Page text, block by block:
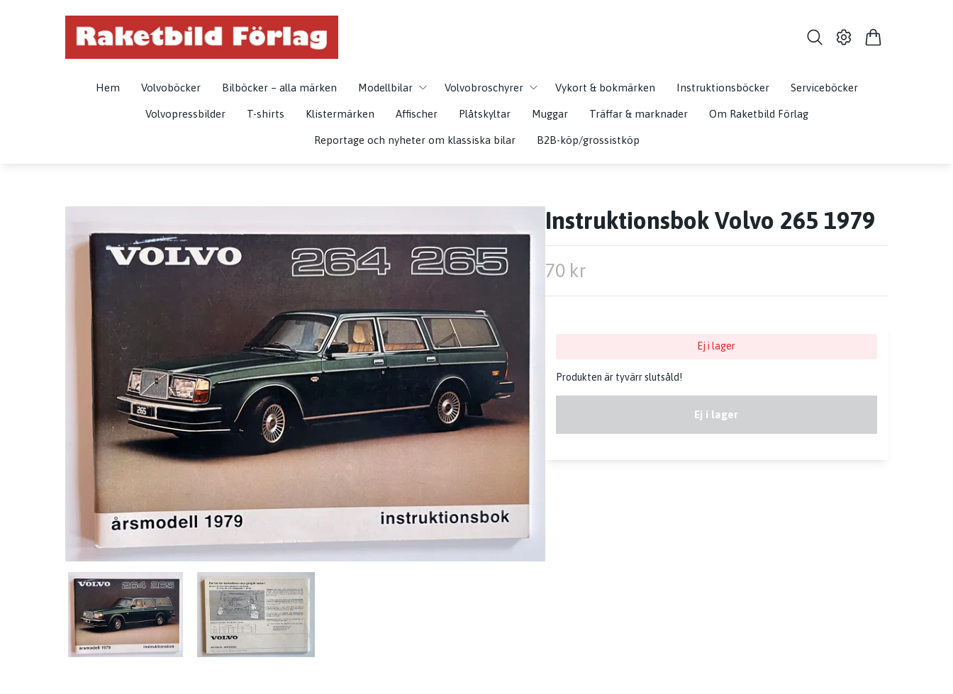
Hem Volvoböcker Bilböcker – alla märken Modellbilar Volvobroschyrer Vykort & bokmärken Instruktionsböcker Serviceböcker
Volvopressbilder T-shirts Klistermärken Affischer Plåtskyltar Muggar Träffar & marknader Om Raketbild Förlag
Reportage och nyheter om klassiska bilar B2B-köp/grossistköp
Instruktionsbok Volvo 265 1979
70 kr
Ej i lager
Produkten är tyvärr slutsåld!
Ej i lager